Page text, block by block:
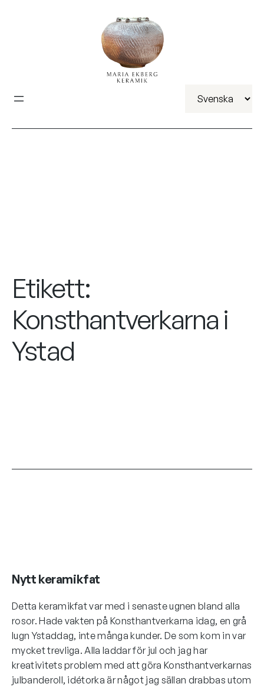
Etikett:
Konsthantverkarna i
Ystad
Nytt keramikfat
Detta keramikfat var med i senaste ugnen bland alla
rosor. Hade vakten på Konsthantverkarna idag, en grå
lugn Ystaddag, inte många kunder. De som kom in var
mycket trevliga. Alla laddar för jul och jag har
kreativitets problem med att göra Konsthantverkarnas
julbanderoll, idétorka är något jag sällan drabbas utom